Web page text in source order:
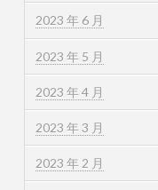
2023 年 6 月
2023 年 5 月
2023 年 4 月
2023 年 3 月
2023 年 2 月